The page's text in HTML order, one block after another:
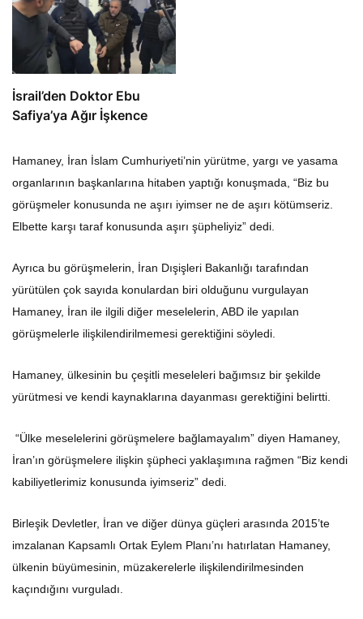
İsrail’den Doktor Ebu
Safiya’ya Ağır İşkence
Hamaney, İran İslam Cumhuriyeti’nin yürütme, yargı ve yasama
organlarının başkanlarına hitaben yaptığı konuşmada, “Biz bu
görüşmeler konusunda ne aşırı iyimser ne de aşırı kötümseriz.
Elbette karşı taraf konusunda aşırı şüpheliyiz” dedi.
Ayrıca bu görüşmelerin, İran Dışişleri Bakanlığı tarafından
yürütülen çok sayıda konulardan biri olduğunu vurgulayan
Hamaney, İran ile ilgili diğer meselelerin, ABD ile yapılan
görüşmelerle ilişkilendirilmemesi gerektiğini söyledi.
Hamaney, ülkesinin bu çeşitli meseleleri bağımsız bir şekilde
yürütmesi ve kendi kaynaklarına dayanması gerektiğini belirtti.
“Ülke meselelerini görüşmelere bağlamayalım” diyen Hamaney,
İran’ın görüşmelere ilişkin şüpheci yaklaşımına rağmen “Biz kendi
kabiliyetlerimiz konusunda iyimseriz” dedi.
Birleşik Devletler, İran ve diğer dünya güçleri arasında 2015’te
imzalanan Kapsamlı Ortak Eylem Planı’nı hatırlatan Hamaney,
ülkenin büyümesinin, müzakerelerle ilişkilendirilmesinden
kaçındığını vurguladı.